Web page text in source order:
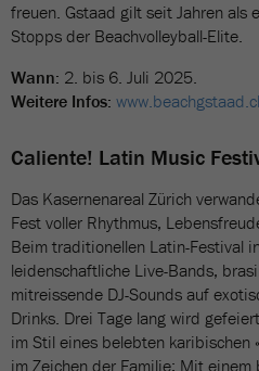
freuen. Gstaad gilt seit Jahren als
Stopps der Beachvolleyball-Elite.
Wann: 2. bis 6. Juli 2025.
Weitere Infos:
Caliente! Latin Music
Das Kasernenareal Zürich
Fest voller Rhythmus,
Beim traditionellen Latin-Festival
leidenschaftliche Live-Bands,
mitreissende DJ-Sounds auf
Drinks. Drei Tage lang wird
im Stil eines belebten karibischen
im Zeichen der Familie: Mit einem